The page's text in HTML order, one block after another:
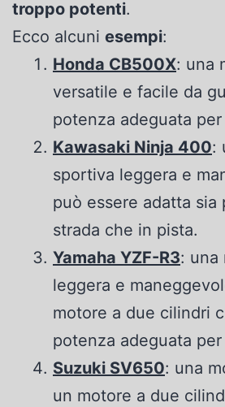
troppo potenti.
Ecco alcuni esempi:
Honda CB500X: una
versatile e facile da
potenza adeguata
Kawasaki Ninja 400:
sportiva leggera e
può essere adatta sia
strada che in pista.
Yamaha YZF-R3: una
leggera e
motore a due cilindri
potenza adeguata
Suzuki SV650: una
un motore a due